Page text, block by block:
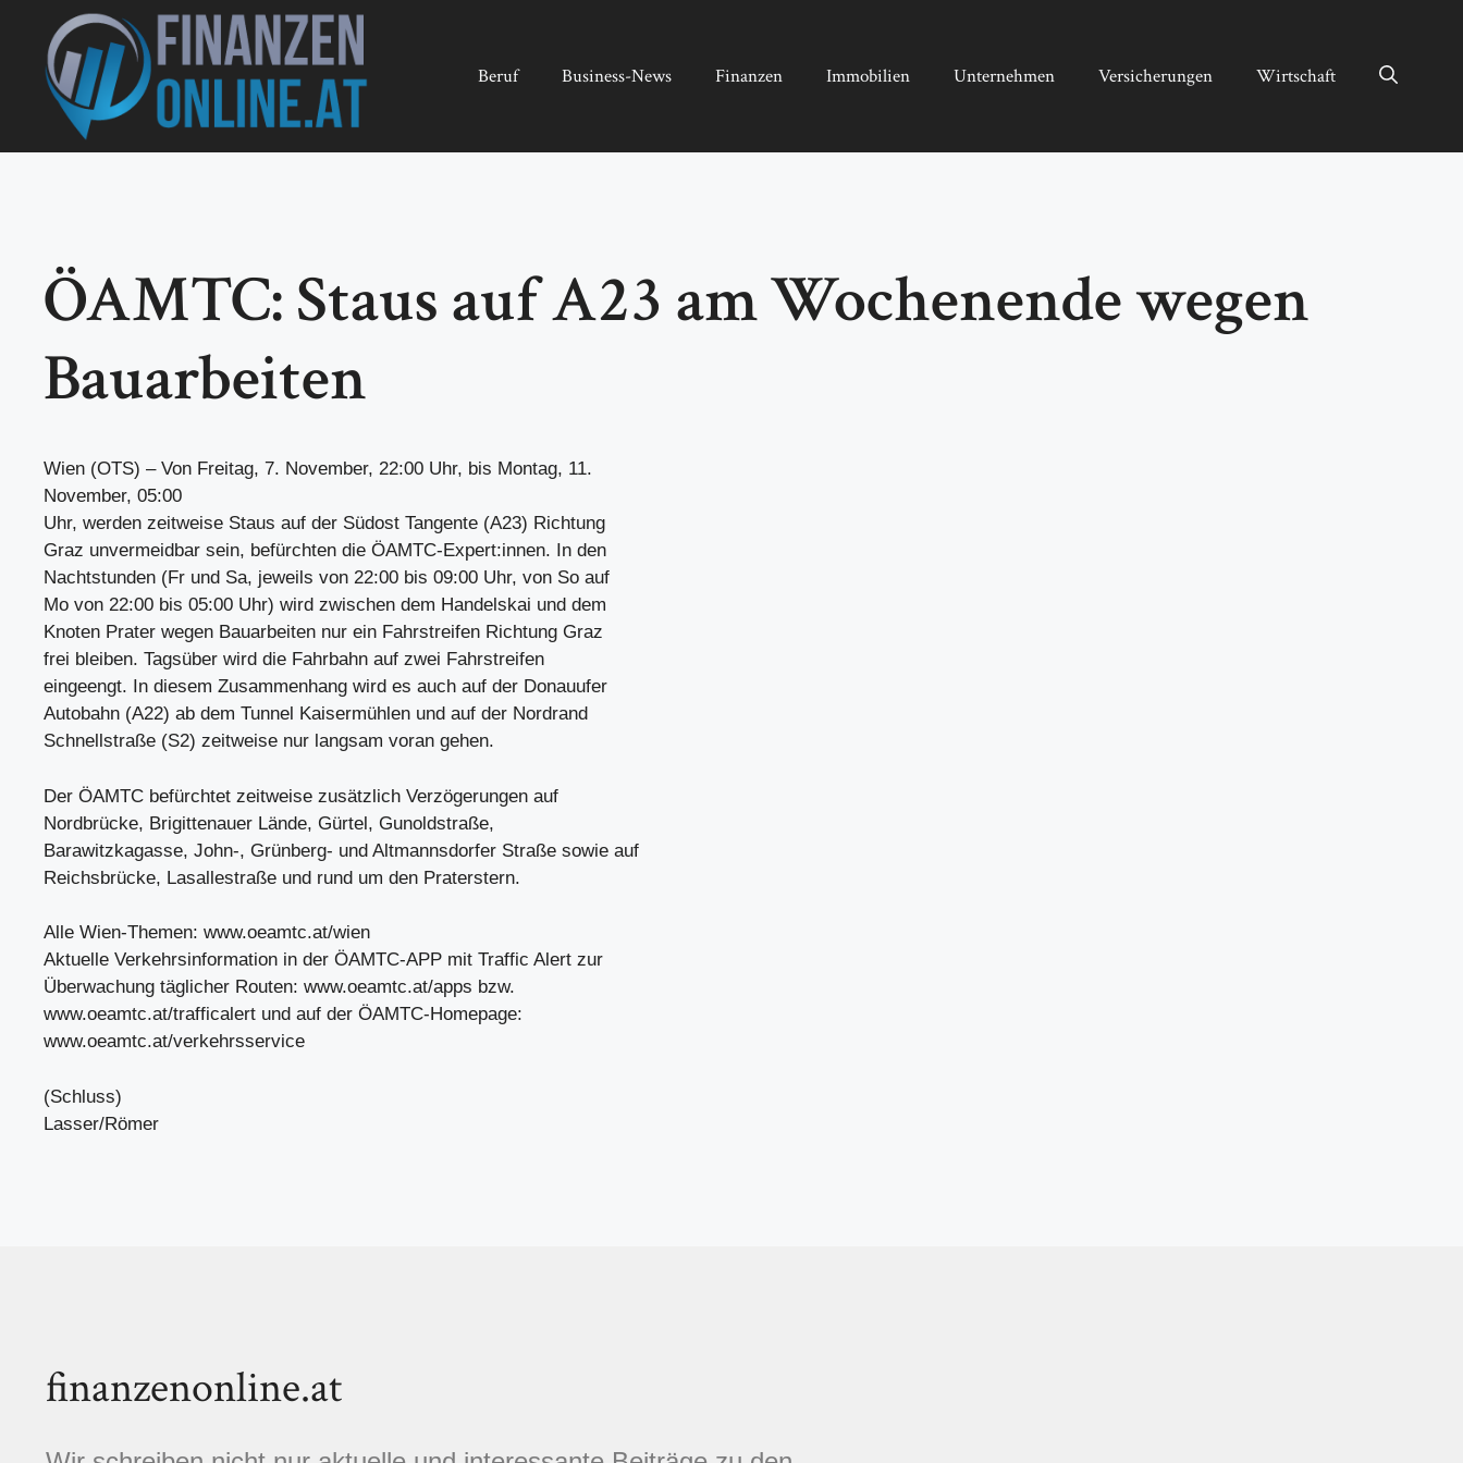
springen
Beruf Business-News Finanzen Immobilien Unternehmen Versicherungen Wirtschaft
ÖAMTC: Staus auf A23 am Wochenende wegen
Bauarbeiten
Wien (OTS) – Von Freitag, 7. November, 22:00 Uhr, bis Montag, 11.
November, 05:00
Uhr, werden zeitweise Staus auf der Südost Tangente (A23) Richtung
Graz unvermeidbar sein, befürchten die ÖAMTC-Expert:innen. In den
Nachtstunden (Fr und Sa, jeweils von 22:00 bis 09:00 Uhr, von So auf
Mo von 22:00 bis 05:00 Uhr) wird zwischen dem Handelskai und dem
Knoten Prater wegen Bauarbeiten nur ein Fahrstreifen Richtung Graz
frei bleiben. Tagsüber wird die Fahrbahn auf zwei Fahrstreifen
eingeengt. In diesem Zusammenhang wird es auch auf der Donauufer
Autobahn (A22) ab dem Tunnel Kaisermühlen und auf der Nordrand
Schnellstraße (S2) zeitweise nur langsam voran gehen.
Der ÖAMTC befürchtet zeitweise zusätzlich Verzögerungen auf
Nordbrücke, Brigittenauer Lände, Gürtel, Gunoldstraße,
Barawitzkagasse, John-, Grünberg- und Altmannsdorfer Straße sowie auf
Reichsbrücke, Lasallestraße und rund um den Praterstern.
Alle Wien-Themen: www.oeamtc.at/wien
Aktuelle Verkehrsinformation in der ÖAMTC-APP mit Traffic Alert zur
Überwachung täglicher Routen: www.oeamtc.at/apps bzw.
www.oeamtc.at/trafficalert und auf der ÖAMTC-Homepage:
www.oeamtc.at/verkehrsservice
(Schluss)
Lasser/Römer
finanzenonline.at